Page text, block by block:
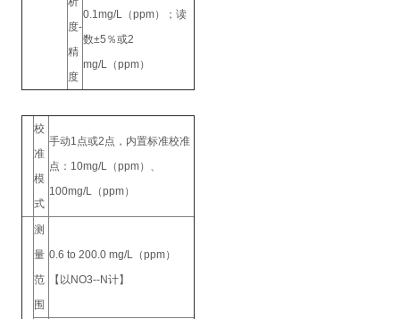
度-
精
度
0.1mg/L（ppm）；读
数±5％或2
mg/L（ppm）
校
准
模
式
手动1点或2点，内置标准校准
点：10mg/L（ppm）、
100mg/L（ppm）
测
量
范
围
0.6 to 200.0 mg/L（ppm）
【以NO3--N计】